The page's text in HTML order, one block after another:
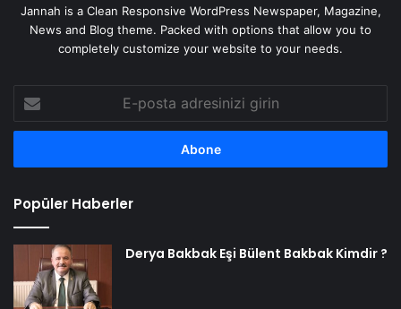
Jannah is a Clean Responsive WordPress Newspaper, Magazine,
News and Blog theme. Packed with options that allow you to
completely customize your website to your needs.
posta
adresinizi
Popüler Haberler
Derya Bakbak Eşi Bülent Bakbak Kimdir ?